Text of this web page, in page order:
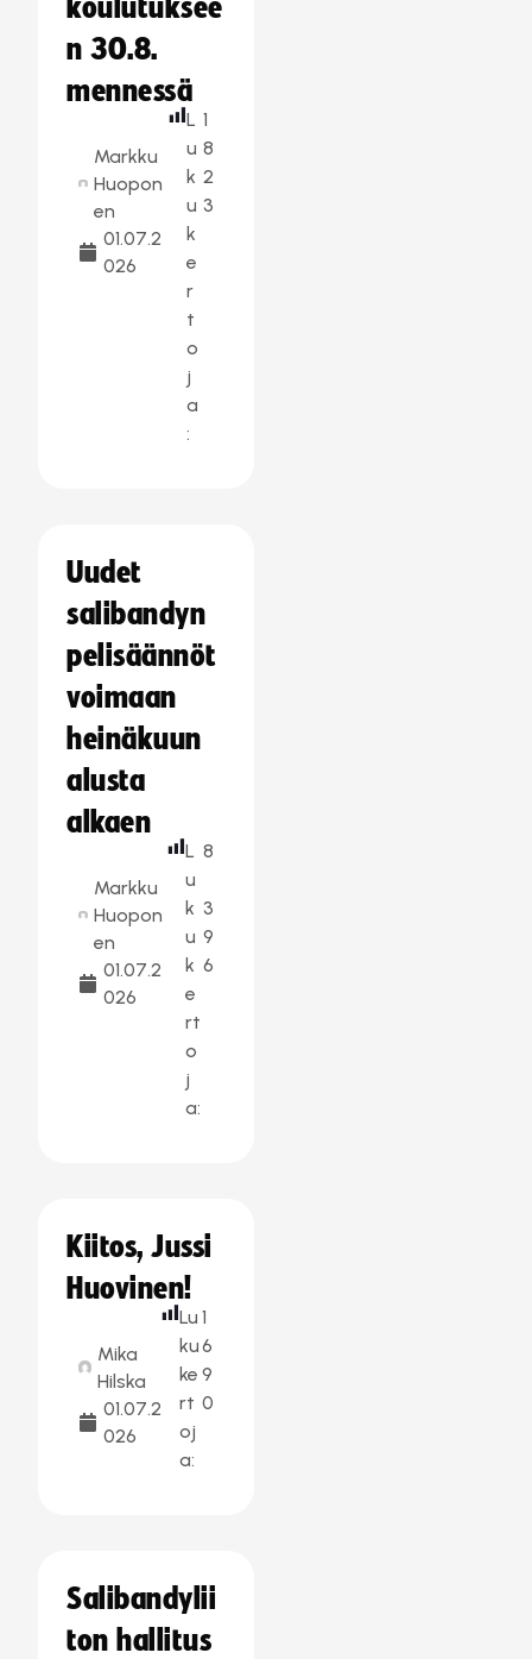
koulutuksee
n 30.8.
mennessä
Markku
Huopon
en
01.07.2
026
L
u
k
u
k
e
r
t
o
j
a
:
1
8
2
3
Uudet
salibandyn
pelisäännöt
voimaan
heinäkuun
alusta
alkaen
Markku
Huopon
en
01.07.2
026
L
u
k
u
k
e
rt
o
j
a:
8
3
9
6
Kiitos, Jussi
Huovinen!
Mika
Hilska
01.07.2
026
Lu
ku
ke
rt
oj
a:
1
6
9
0
Salibandylii
ton hallitus